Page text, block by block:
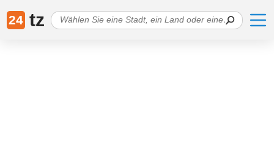
24 tz